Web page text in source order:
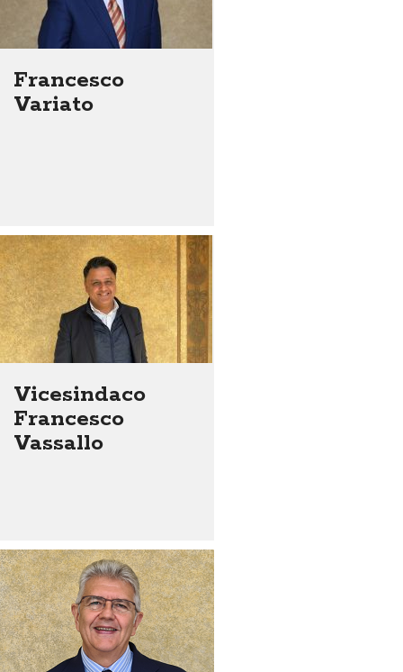
Francesco
Variato
Vicesindaco
Francesco
Vassallo